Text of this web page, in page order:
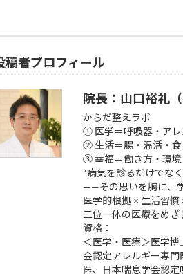
稿者プロフィール
院長：山口裕礼
からだ整えラボ
① 医学＝呼吸器・アレ
② 生活＝腸・温活・
③ 幸福＝働き方・環
“病気を診るだけでな
——その思いを胸に、
医学的根拠 × 生活習慣
三位一体の医療をめざ
資格：
＜医学・医療＞医学
会認定アレルギー専
医、日本喘息学会認